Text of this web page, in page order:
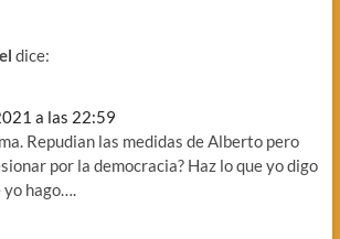
dice:
a las 22:59
Repudian las medidas de Alberto pero
por la democracia? Haz lo que yo digo
yo hago….